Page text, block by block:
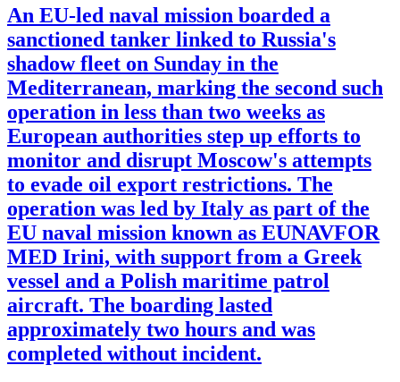
An EU-led naval mission boarded a
sanctioned tanker linked to Russia's
shadow fleet on Sunday in the
Mediterranean, marking the second such
operation in less than two weeks as
European authorities step up efforts to
monitor and disrupt Moscow's attempts
to evade oil export restrictions. The
operation was led by Italy as part of the
EU naval mission known as EUNAVFOR
MED Irini, with support from a Greek
vessel and a Polish maritime patrol
aircraft. The boarding lasted
approximately two hours and was
completed without incident.